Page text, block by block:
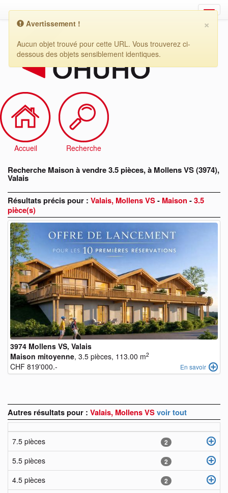
Maison
vendre
3.5
pièces,
VS
(3974),
Valais
Accueil Recherche
Recherche Maison à vendre 3.5 pièces, à Mollens VS (3974),
Valais
Résultats précis pour : Valais, Mollens VS- Maison -3.5
pièce(s)
3974 Mollens VS, Valais
Maison mitoyenne, 3.5 pièces, 113.00 m2
CHF 819'000.- En savoir
Autres résultats pour : Valais, Mollens VSvoir tout
7.5 pièces 2
5.5 pièces 2
4.5 pièces 2
×
Avertissement !
Aucun objet trouvé pour cette URL. Vous trouverez ci-
dessous des objets sensiblement identiques.